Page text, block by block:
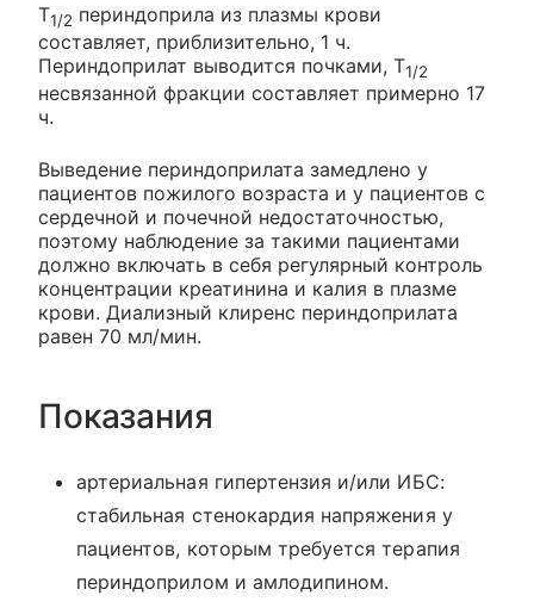
T1/2 периндоприла из плазмы крови
составляет, приблизительно, 1 ч.
Периндоприлат выводится почками, T1/2
несвязанной фракции составляет примерно 17
ч.
Выведение периндоприлата замедлено у
пациентов пожилого возраста и у пациентов с
сердечной и почечной недостаточностью,
поэтому наблюдение за такими пациентами
должно включать в себя регулярный контроль
концентрации креатинина и калия в плазме
крови. Диализный клиренс периндоприлата
равен 70 мл/мин.
Показания
артериальная гипертензия и/или ИБС:
стабильная стенокардия напряжения у
пациентов, которым требуется терапия
периндоприлом и амлодипином.